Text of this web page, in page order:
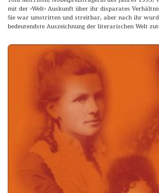
mit der ›Welt‹ Auskunft über ihr disparates
Sie war umstritten und streitbar, aber nach ihr
bedeutendste Auszeichnung der literarischen Welt